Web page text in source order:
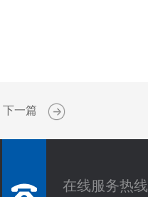
下一篇
在线服务热线